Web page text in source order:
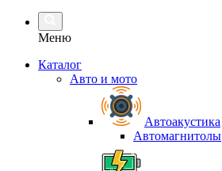
Меню
Каталог
Авто и мото
Автоакустика
Автомагнитолы